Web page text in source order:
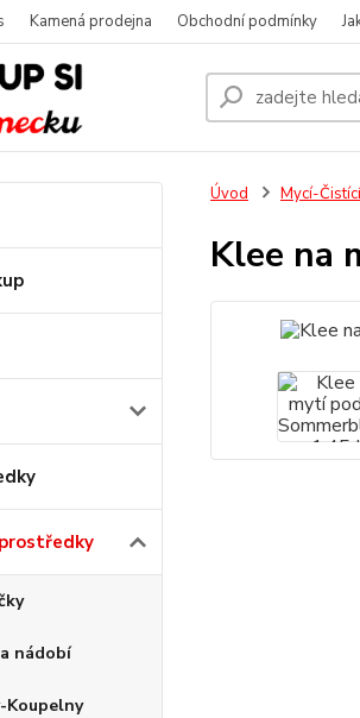
Kamená prodejna Obchodní podmínky
nádobí
Úvod Mycí-
Klee na